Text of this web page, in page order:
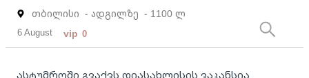
თბილისი - ადგილზე - 1100 ლ
6 August vip 0
ასტუმროში გვაქვს დიასახლისის ვაკანსია